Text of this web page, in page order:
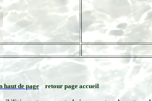
haut de page retour page accueil